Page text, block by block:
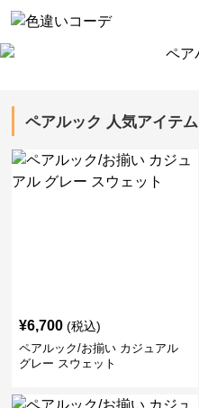
ペアルック 人気アイテム
¥6,700 (税込)
ペアルック/お揃い カジュアル
グレー スウェット